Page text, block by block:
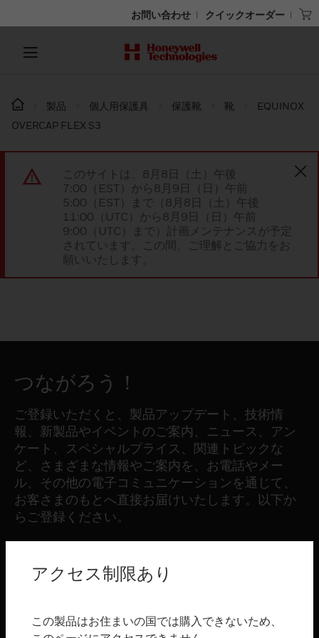
お問い合わせ クイックオーダー
製品 個人用保護具 保護靴 靴
EQUINOX
OVERCAP FLEX S3
このサイトは、8月8日（土）午後
7:00（EST）から8月9日（日）午前
5:00（EST）まで（8月8日（土）午後
11:00（UTC）から8月9日（日）午前
9:00（UTC）まで）計画メンテナンスが予定
されています。この間、ご理解とご協力をお
願いいたします。
つながろう！
ご登録いただくと、製品アップデート、技術情
報、新製品やイベントのご案内、ニュース、アン
ケート、スペシャルプライス、関連トピックな
ど、さまざまな情報やご案内を、お電話やメー
ル、その他の電子コミュニケーションを通じて、
お客さまのもとへ直接お届けいたします。以下か
らご登録ください。
toggle view
アクセス制限あり
この製品はお住まいの国では購入できないため、